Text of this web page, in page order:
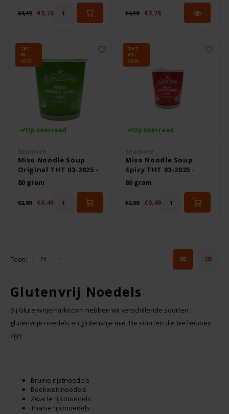
€4,19 €3,75 €4,19 €3,75
THT
03-
2025
Op voorraad
Miso Noodle Soup
Original THT 03-2025 -
Glutenvrij
80 gram
€2,99 €0,49
THT
03-
2025
Op voorraad
Miso Noodle Soup
Spicy THT 03-2025 -
Glutenvrij
80 gram
€2,99 €0,49
Toon: 24
Glutenvrij Noedels
Bij Glutenvrijemarkt.com hebben wij verschillende soorten
glutenvrije noedels en glutenvrije mie. De soorten die we hebben
zijn:
Bruine rijstnoedels
Boekweit noedels
Zwarte rijstnoedels
Thaise rijstnoedels